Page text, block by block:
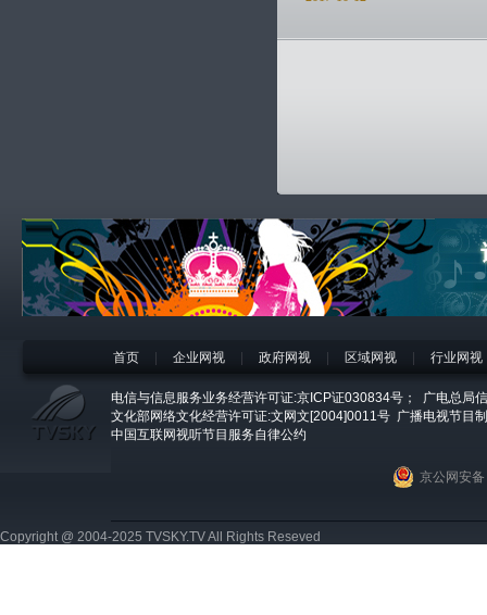
首页 企业网视 政府网视 区域网视 行业网视
电信与信息服务业务经营许可证:京ICP证030834号；
广电总局
文化部网络文化经营许可证:文网文[2004]0011号 广播电视节目
中国互联网视听节目服务自律公约
京公网安
Copyright @ 2004-2025 TVSKY.TV All Rights Reseved